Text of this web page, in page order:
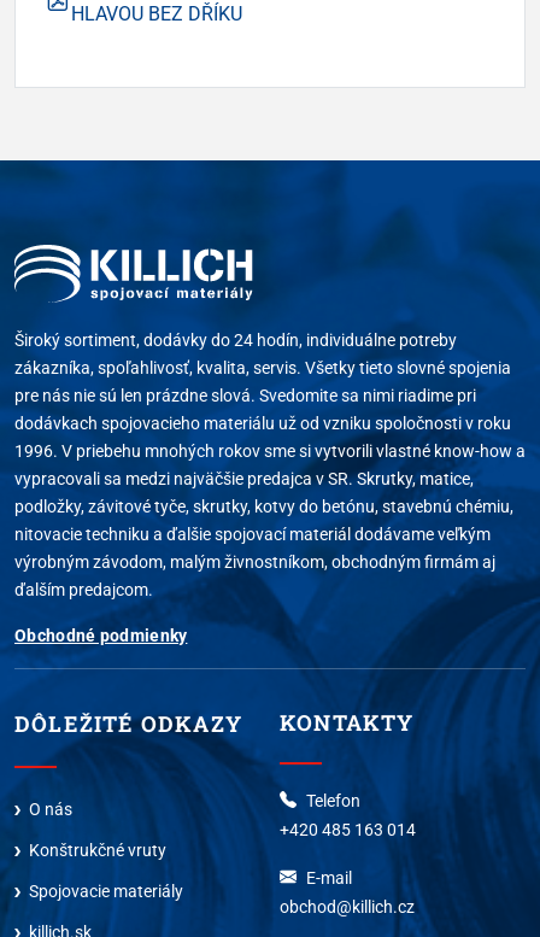
HLAVOU BEZ DŘÍKU
Široký sortiment, dodávky do 24 hodín, individuálne potreby
zákazníka, spoľahlivosť, kvalita, servis. Všetky tieto slovné spojenia
pre nás nie sú len prázdne slová. Svedomite sa nimi riadime pri
dodávkach spojovacieho materiálu už od vzniku spoločnosti v roku
1996. V priebehu mnohých rokov sme si vytvorili vlastné know-how a
vypracovali sa medzi najväčšie predajca v SR. Skrutky, matice,
podložky, závitové tyče, skrutky, kotvy do betónu, stavebnú chémiu,
nitovacie techniku a ďalšie spojovací materiál dodávame veľkým
výrobným závodom, malým živnostníkom, obchodným firmám aj
ďalším predajcom.
Obchodné podmienky
DÔLEŽITÉ ODKAZY
O nás
Konštrukčné vruty
Spojovacie materiály
killich.sk
KONTAKTY
Telefon
+420 485 163 014
E-mail
obchod@killich.cz